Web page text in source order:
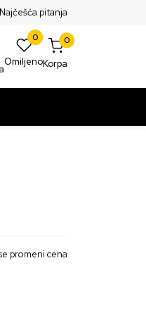
RSD
Najčešća pitanja
0
Omiljeno
0
Korpa
promeni cena